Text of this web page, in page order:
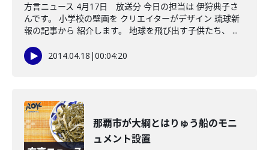
方言ニュース 4月17日 放送分 今日の担当は 伊狩典子さ
んです。 小学校の壁画を クリエイターがデザイン 琉球新
報の記事から 紹介します。 地球を飛び出す子供たち、 ...
2014.04.18 |00:04:20
那覇市が大綱とはりゅう船のモニ
ュメント設置